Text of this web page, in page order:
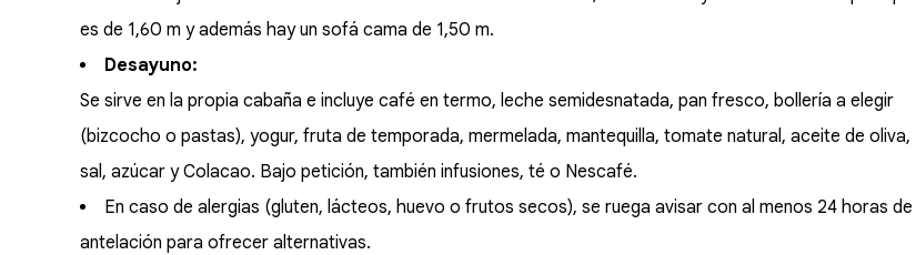
es de 1,60 m y además hay un sofá cama de 1,50 m.
Desayuno:
Se sirve en la propia cabaña e incluye café en termo, leche semidesnatada, pan fresco, bollería a elegir
(bizcocho o pastas), yogur, fruta de temporada, mermelada, mantequilla, tomate natural, aceite de oliva,
sal, azúcar y Colacao. Bajo petición, también infusiones, té o Nescafé.
En caso de alergias (gluten, lácteos, huevo o frutos secos), se ruega avisar con al menos 24 horas de
antelación para ofrecer alternativas.